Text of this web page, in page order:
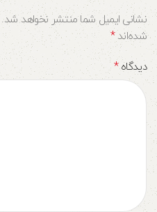
نشانی ایمیل شما منتشر نخواهد شد.
شده‌اند*
دیدگاه*